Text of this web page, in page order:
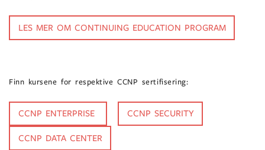
LES MER OM CONTINUING EDUCATION PROGRAM
Finn kursene for respektive CCNP sertifisering:
CCNP ENTERPRISE CCNP SECURITY
CCNP DATA CENTER